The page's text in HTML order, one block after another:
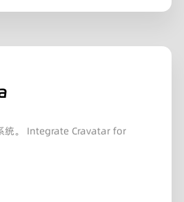
统。 Integrate Cravatar for